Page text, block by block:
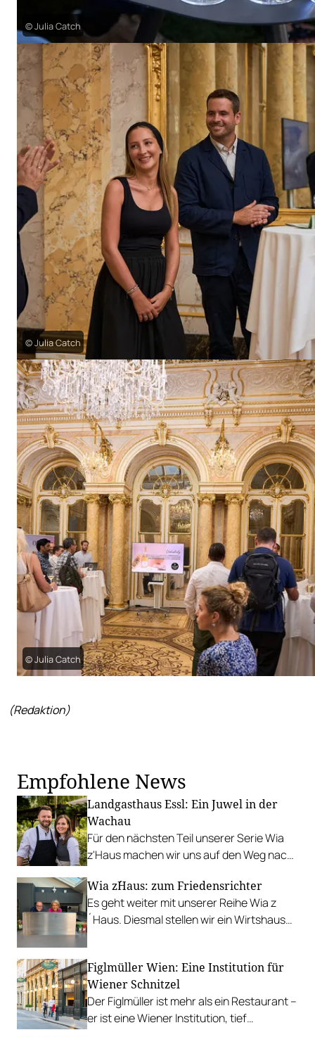
© Julia Catch
© Julia Catch
© Julia Catch
(Redaktion)
Empfohlene News
Landgasthaus Essl: Ein Juwel in der
Wachau
Für den nächsten Teil unserer Serie Wia
z'Haus machen wir uns auf den Weg nach
Essel.
Wia z´Haus: zum Friedensrichter
Es geht weiter mit unserer Reihe Wia z
´Haus. Diesmal stellen wir ein Wirtshaus
Figlmüller Wien: Eine Institution für
Wiener Schnitzel
Der Figlmüller ist mehr als ein Restaurant –
er ist eine Wiener Institution, tief